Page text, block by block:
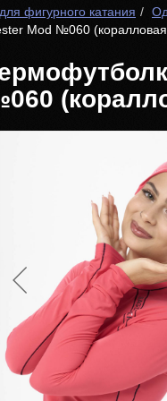
фигурного катания
Mod №060